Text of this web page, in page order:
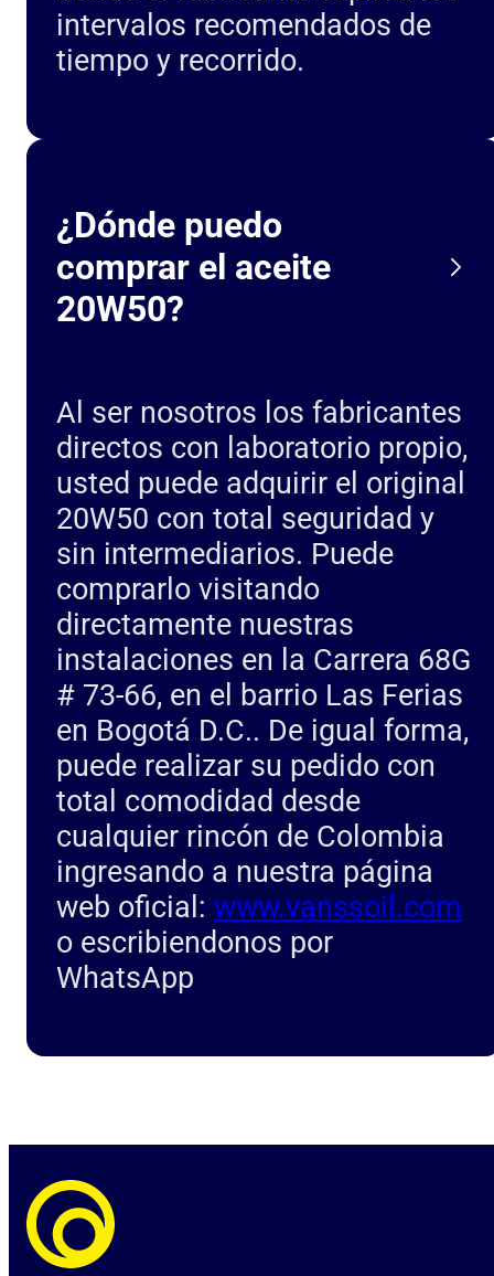
intervalos recomendados de
tiempo y recorrido.
¿Dónde puedo
comprar el aceite
20W50?
Al ser nosotros los fabricantes
directos con laboratorio propio,
usted puede adquirir el original
20W50 con total seguridad y
sin intermediarios. Puede
comprarlo visitando
directamente nuestras
instalaciones en la Carrera 68G
# 73-66, en el barrio Las Ferias
en Bogotá D.C.. De igual forma,
puede realizar su pedido con
total comodidad desde
cualquier rincón de Colombia
ingresando a nuestra página
web oficial: www.vanssoil.com
o escribiendonos por
WhatsApp